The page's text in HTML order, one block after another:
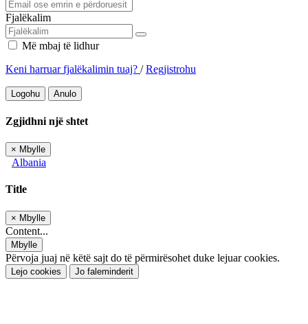
Fjalëkalim
Më mbaj të lidhur
Keni harruar fjalëkalimin tuaj? /Regjistrohu
Logohu Anulo
Zgjidhni një shtet
× Mbylle
Albania
Title
× Mbylle
Content...
Mbylle
Përvoja juaj në këtë sajt do të përmirësohet duke lejuar cookies.
Lejo cookies Jo faleminderit